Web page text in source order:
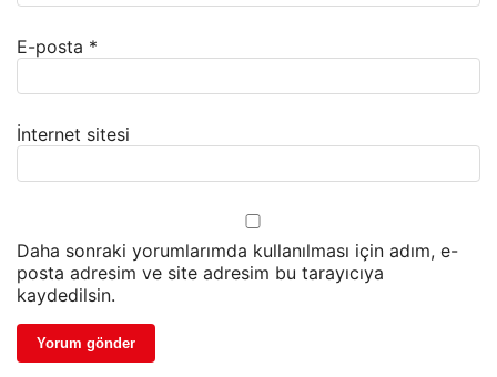
E-posta *
İnternet sitesi
Daha sonraki yorumlarımda kullanılması için adım, e-
posta adresim ve site adresim bu tarayıcıya
kaydedilsin.